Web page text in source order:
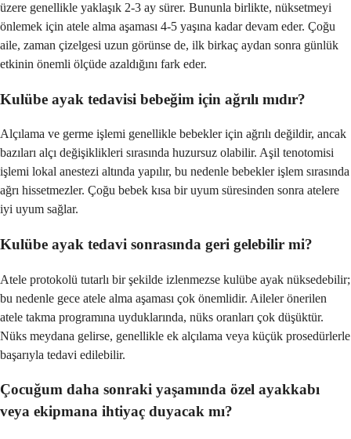
üzere genellikle yaklaşık 2-3 ay sürer. Bununla birlikte, nüksetmeyi
önlemek için atele alma aşaması 4-5 yaşına kadar devam eder. Çoğu
aile, zaman çizelgesi uzun görünse de, ilk birkaç aydan sonra günlük
etkinin önemli ölçüde azaldığını fark eder.
Kulübe ayak tedavisi bebeğim için ağrılı mıdır?
Alçılama ve germe işlemi genellikle bebekler için ağrılı değildir, ancak
bazıları alçı değişiklikleri sırasında huzursuz olabilir. Aşil tenotomisi
işlemi lokal anestezi altında yapılır, bu nedenle bebekler işlem sırasında
ağrı hissetmezler. Çoğu bebek kısa bir uyum süresinden sonra atelere
iyi uyum sağlar.
Kulübe ayak tedavi sonrasında geri gelebilir mi?
Atele protokolü tutarlı bir şekilde izlenmezse kulübe ayak nüksedebilir;
bu nedenle gece atele alma aşaması çok önemlidir. Aileler önerilen
atele takma programına uyduklarında, nüks oranları çok düşüktür.
Nüks meydana gelirse, genellikle ek alçılama veya küçük prosedürlerle
başarıyla tedavi edilebilir.
Çocuğum daha sonraki yaşamında özel ayakkabı
veya ekipmana ihtiyaç duyacak mı?